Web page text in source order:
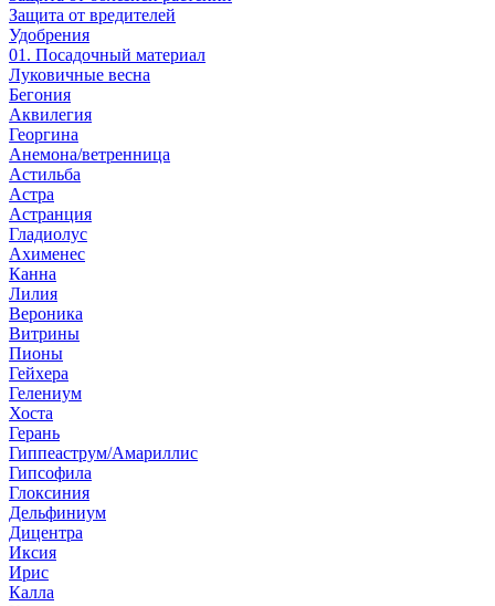
Защита от вредителей
Удобрения
01. Посадочный материал
Луковичные весна
Бегония
Аквилегия
Георгина
Анемона/ветренница
Астильба
Астра
Астранция
Гладиолус
Ахименес
Канна
Лилия
Вероника
Витрины
Пионы
Гейхера
Гелениум
Хоста
Герань
Гиппеаструм/Амариллис
Гипсофила
Глоксиния
Дельфиниум
Дицентра
Иксия
Ирис
Калла